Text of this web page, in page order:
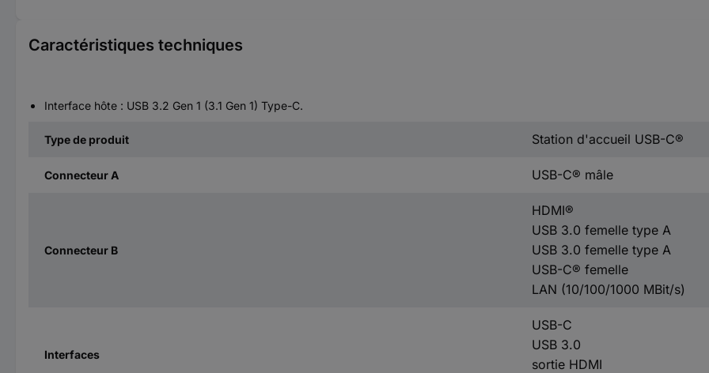
Caractéristiques techniques
Interface hôte : USB 3.2 Gen 1 (3.1 Gen 1) Type-C.
Type de produit Station d'accueil USB-C®
Connecteur A USB-C® mâle
Connecteur B
HDMI®
USB 3.0 femelle type A
USB 3.0 femelle type A
USB-C® femelle
LAN (10/100/1000 MBit/s)
Interfaces
USB-C
USB 3.0
sortie HDMI